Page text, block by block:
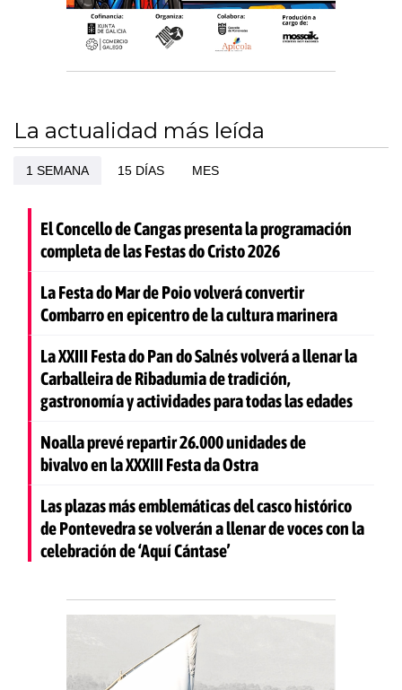
La actualidad más leída
1 SEMANA 15 DÍAS MES
El Concello de Cangas presenta la programación
completa de las Festas do Cristo 2026
La Festa do Mar de Poio volverá convertir
Combarro en epicentro de la cultura marinera
La XXIII Festa do Pan do Salnés volverá a llenar la
Carballeira de Ribadumia de tradición,
gastronomía y actividades para todas las edades
Noalla prevé repartir 26.000 unidades de
bivalvo en la XXXIII Festa da Ostra
Las plazas más emblemáticas del casco histórico
de Pontevedra se volverán a llenar de voces con la
celebración de ‘Aquí Cántase’